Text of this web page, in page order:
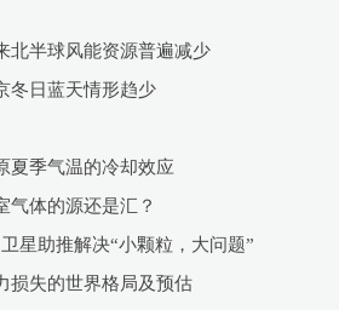
北半球风能资源普遍减少
冬日蓝天情形趋少
夏季气温的冷却效应
气体的源还是汇？
星助推解决“小颗粒，大问题”
损失的世界格局及预估